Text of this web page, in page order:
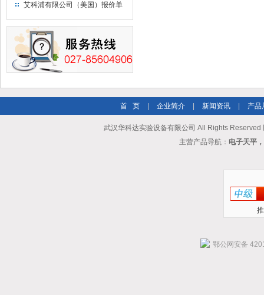
艾科浦有限公司（美国）报价单
首 页 企业简介 新闻资讯 产品
武汉华科达实验设备有限公司 All Rights Reserved
主营产品导航： 电子天平
鄂公网安备